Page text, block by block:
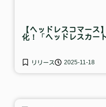
【ヘッドレスコマース
化！「ヘッドレスカー
リリース 2025-11-18